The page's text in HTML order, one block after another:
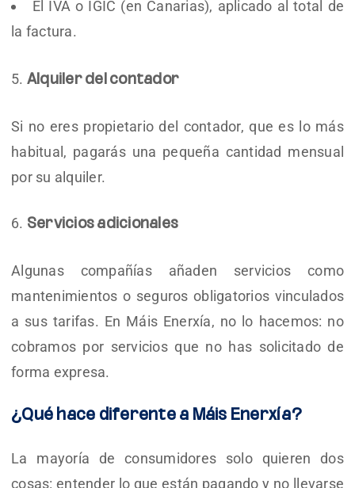
El IVA o IGIC (en Canarias), aplicado al total de
la factura.
Alquiler del contador
Si no eres propietario del contador, que es lo más
habitual, pagarás una pequeña cantidad mensual
por su alquiler.
Servicios adicionales
Algunas compañías añaden servicios como
mantenimientos o seguros obligatorios vinculados
a sus tarifas. En Máis Enerxía, no lo hacemos: no
cobramos por servicios que no has solicitado de
forma expresa.
¿Qué hace diferente a Máis Enerxía?
La mayoría de consumidores solo quieren dos
cosas: entender lo que están pagando y no llevarse